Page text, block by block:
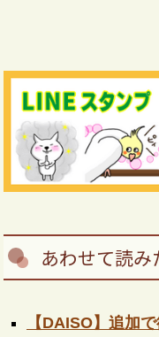
あわせて読み
【DAISO】追加